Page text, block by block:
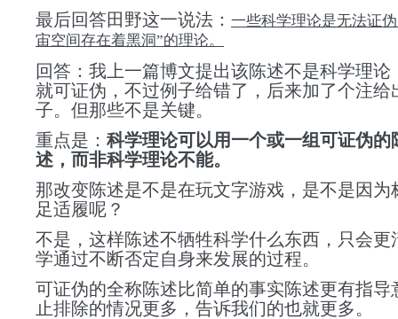
最后回答田野这一说法： 一些科学理论是无法证
宙空间存在着黑洞”的理论。
回答：我上一篇博文提出该陈述不是科学理论
就可证伪，不过例子给错了，后来加了个注给
子。但那些不是关键。
重点是： 科学理论可以用一个或一组可证伪的
述，而非科学理论不能。
那改变陈述是不是在玩文字游戏，是不是因为
足适履呢？
不是 ，这样陈述不牺牲科学什么东西，只会更
学通过不断否定自身来发展的过程。
可证伪的全称陈述比简单的事实陈述更有指导
止排除的情况更多， 告诉我们的也就更多。